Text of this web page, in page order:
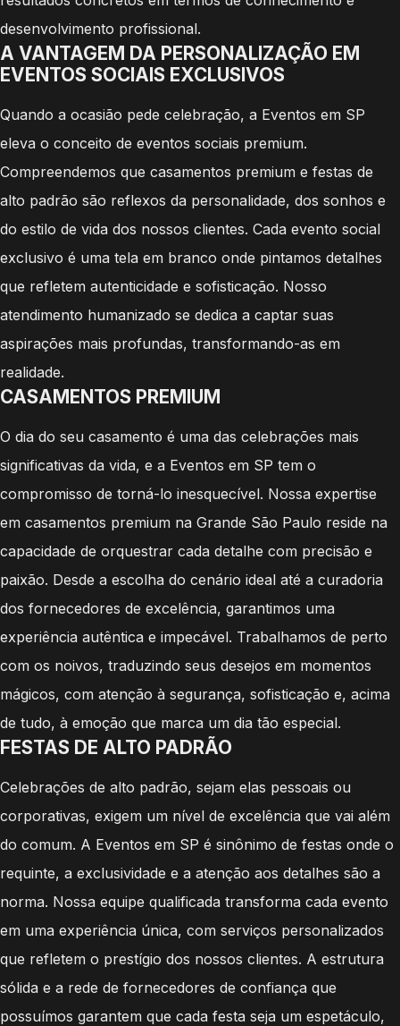
desenvolvimento profissional.
A VANTAGEM DA PERSONALIZAÇÃO EM
EVENTOS SOCIAIS EXCLUSIVOS
Quando a ocasião pede celebração, a Eventos em SP
eleva o conceito de eventos sociais premium.
Compreendemos que casamentos premium e festas de
alto padrão são reflexos da personalidade, dos sonhos e
do estilo de vida dos nossos clientes. Cada evento social
exclusivo é uma tela em branco onde pintamos detalhes
que refletem autenticidade e sofisticação. Nosso
atendimento humanizado se dedica a captar suas
aspirações mais profundas, transformando-as em
realidade.
CASAMENTOS PREMIUM
O dia do seu casamento é uma das celebrações mais
significativas da vida, e a Eventos em SP tem o
compromisso de torná-lo inesquecível. Nossa expertise
em casamentos premium na Grande São Paulo reside na
capacidade de orquestrar cada detalhe com precisão e
paixão. Desde a escolha do cenário ideal até a curadoria
dos fornecedores de excelência, garantimos uma
experiência autêntica e impecável. Trabalhamos de perto
com os noivos, traduzindo seus desejos em momentos
mágicos, com atenção à segurança, sofisticação e, acima
de tudo, à emoção que marca um dia tão especial.
FESTAS DE ALTO PADRÃO
Celebrações de alto padrão, sejam elas pessoais ou
corporativas, exigem um nível de excelência que vai além
do comum. A Eventos em SP é sinônimo de festas onde o
requinte, a exclusividade e a atenção aos detalhes são a
norma. Nossa equipe qualificada transforma cada evento
em uma experiência única, com serviços personalizados
que refletem o prestígio dos nossos clientes. A estrutura
sólida e a rede de fornecedores de confiança que
possuímos garantem que cada festa seja um espetáculo,